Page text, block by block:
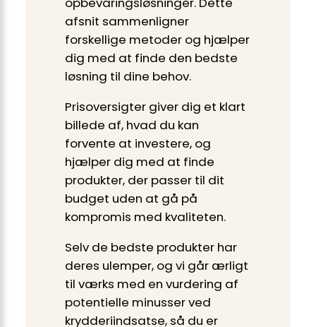
afsnit sammenligner
forskellige metoder og hjælper
dig med at finde den bedste
løsning til dine behov.
Prisoversigter giver dig et klart
billede af, hvad du kan
forvente at investere, og
hjælper dig med at finde
produkter, der passer til dit
budget uden at gå på
kompromis med kvaliteten.
Selv de bedste produkter har
deres ulemper, og vi går ærligt
til værks med en vurdering af
potentielle minusser ved
krydderiindsatse, så du er